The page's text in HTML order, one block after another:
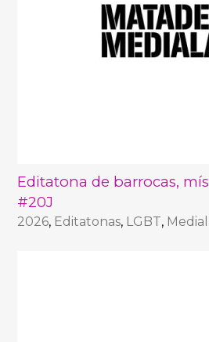
Editatona de barrocas,
#20J
2026, Editatonas, LGBT,